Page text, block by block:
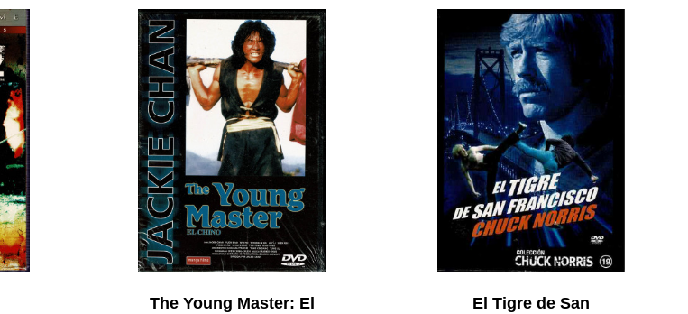
The Young Master: El
El Tigre de San